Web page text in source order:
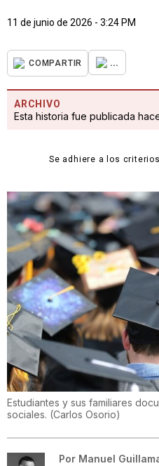
11 de junio de 2026 - 3:24 PM
COMPARTIR ...
ARCHIVO
Esta historia fue publicada
Se adhiere a los
Estudiantes y sus familiares
sociales. (Carlos Osorio)
Por Manuel